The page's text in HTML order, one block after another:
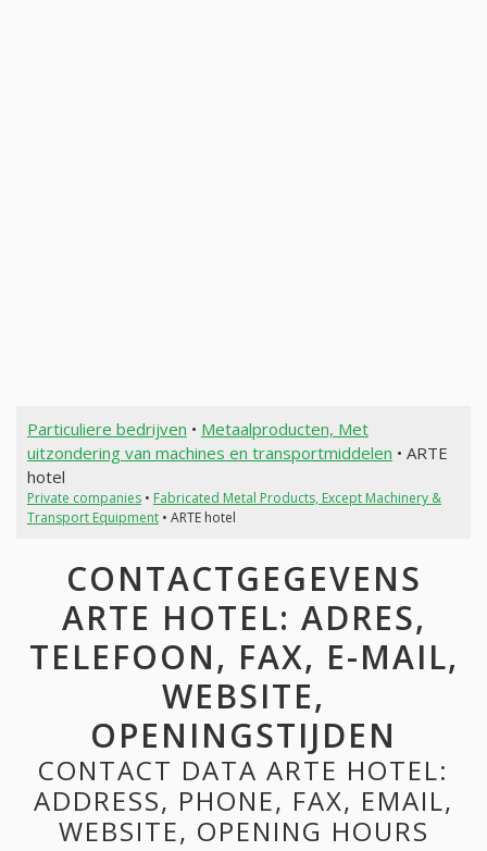
Particuliere bedrijven • Metaalproducten, Met
uitzondering van machines en transportmiddelen • ARTE
hotel
Private companies• Fabricated Metal Products, Except Machinery &
Transport Equipment• ARTE hotel
CONTACTGEGEVENS
ARTE HOTEL: ADRES,
TELEFOON, FAX, E-MAIL,
WEBSITE,
OPENINGSTIJDEN
CONTACT DATA ARTE HOTEL:
ADDRESS, PHONE, FAX, EMAIL,
WEBSITE, OPENING HOURS